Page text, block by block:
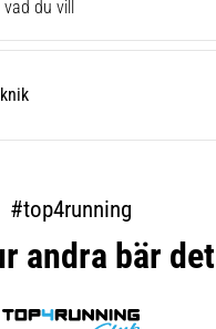
du vill
#top4running
andra bär det